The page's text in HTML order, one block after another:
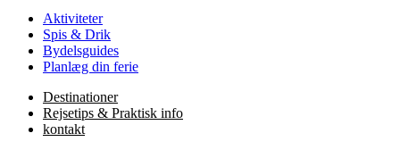
Aktiviteter
Spis & Drik
Bydelsguides
Planlæg din ferie
Destinationer
Rejsetips & Praktisk info
kontakt